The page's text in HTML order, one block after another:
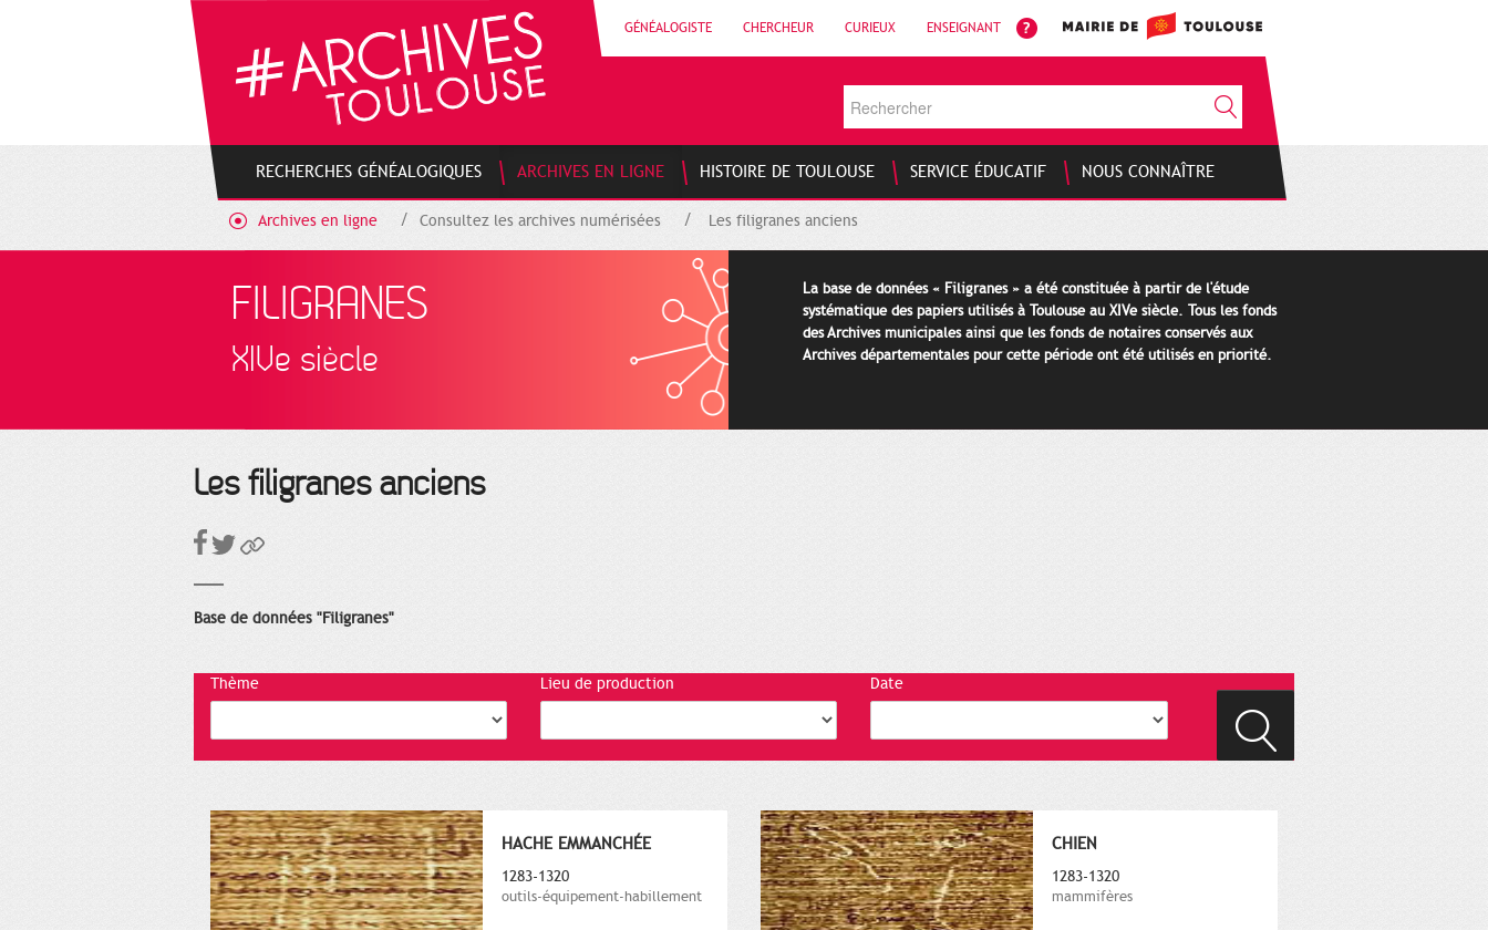
GÉNÉALOGISTE CHERCHEUR CURIEUX ENSEIGNANT
RECHERCHES GÉNÉALOGIQUES ARCHIVES EN LIGNE HISTOIRE DE TOULOUSE SERVICE ÉDUCATIF NOUS CONNAÎTRE
Archives en ligne Consultez les archives numérisées Les filigranes anciens
FILIGRANES
XIVe siècle
La base de données « Filigranes » a été constituée à partir de l'étude
systématique des papiers utilisés à Toulouse au XIVe siècle. Tous les fonds
des Archives municipales ainsi que les fonds de notaires conservés aux
Archives départementales pour cette période ont été utilisés en priorité.
Les filigranes anciens
Base de données "Filigranes"
Thème Lieu de production Date
HACHE EMMANCHÉE
1283-1320
outils-équipement-habillement
CHIEN
1283-1320
mammifères
Gestion de vos préférences sur les cookies